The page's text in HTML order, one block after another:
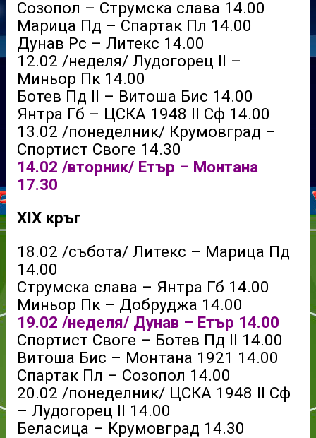
Созопол – Струмска слава 14.00
Марица Пд – Спартак Пл 14.00
Дунав Рс – Литекс 14.00
12.02 /неделя/ Лудогорец ІІ –
Миньор Пк 14.00
Ботев Пд II – Витоша Бис 14.00
Янтра Гб – ЦСКА 1948 II Сф 14.00
13.02 /понеделник/ Крумовград –
Спортист Своге 14.30
14.02 /вторник/ Етър – Монтана
17.30
XIX кръг
18.02 /събота/ Литекс – Марица Пд
14.00
Струмска слава – Янтра Гб 14.00
Миньор Пк – Добруджа 14.00
19.02 /неделя/ Дунав – Етър 14.00
Спортист Своге – Ботев Пд II 14.00
Витоша Бис – Монтана 1921 14.00
Спартак Пл – Созопол 14.00
20.02 /понеделник/ ЦСКА 1948 II Сф
– Лудогорец ІІ 14.00
Беласица – Крумовград 14.30